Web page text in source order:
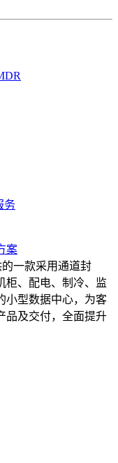
务
案
一款采用通道封
柜、配电、制冷、监
小型数据中心，为客
品及交付，全面提升